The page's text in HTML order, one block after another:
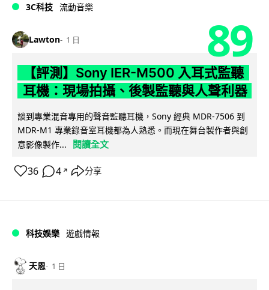
3C科技 流動音樂
Lawton 1 日 89
【評測】Sony IER-M500 入耳式監聽
耳機：現場拍攝、後製監聽與人聲利器
談到專業混音專用的聲音監聽耳機，Sony 經典 MDR-7506 到
MDR-M1 專業錄音室耳機都為人熟悉。而現在舞台製作者與創
意影像製作...
閱讀全文
36 4 ↗ 分享
科技娛樂 遊戲情報
天恩 1 日